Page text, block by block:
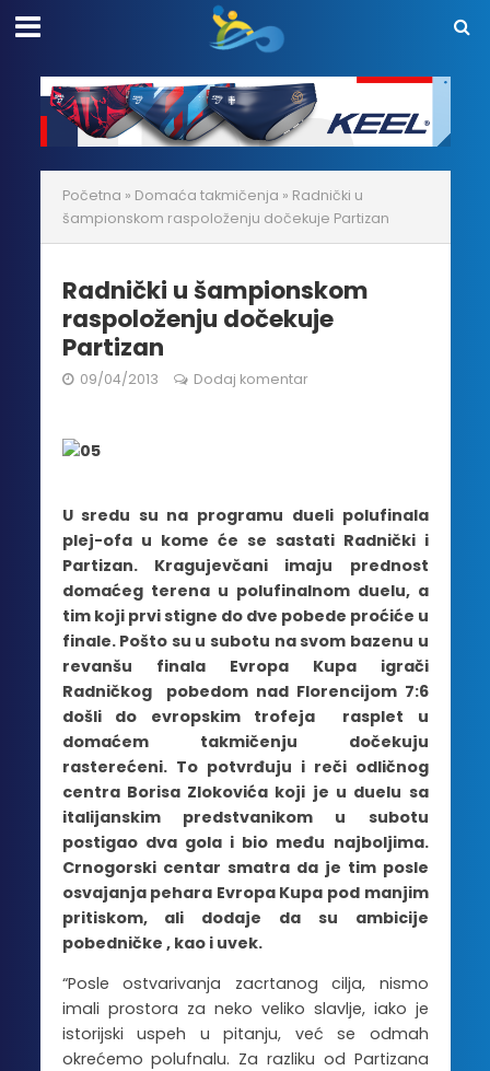
Početna » Domaća takmičenja » Radnički u
šampionskom raspoloženju dočekuje Partizan
Radnički u šampionskom
raspoloženju dočekuje
Partizan
09/04/2013 Dodaj komentar
U sredu su na programu dueli polufinala
plej-ofa u kome će se sastati Radnički i
Partizan. Kragujevčani imaju prednost
domaćeg terena u polufinalnom duelu, a
tim koji prvi stigne do dve pobede proćiće u
finale. Pošto su u subotu na svom bazenu u
revanšu finala Evropa Kupa igrači
Radničkog pobedom nad Florencijom 7:6
došli do evropskim trofeja rasplet u
domaćem takmičenju dočekuju
rasterećeni. To potvrđuju i reči odličnog
centra Borisa Zlokovića koji je u duelu sa
italijanskim predstvanikom u subotu
postigao dva gola i bio među najboljima.
Crnogorski centar smatra da je tim posle
osvajanja pehara Evropa Kupa pod manjim
pritiskom, ali dodaje da su ambicije
pobedničke , kao i uvek.
“Posle ostvarivanja zacrtanog cilja, nismo
imali prostora za neko veliko slavlje, iako je
istorijski uspeh u pitanju, već se odmah
okrećemo polufnalu. Za razliku od Partizana